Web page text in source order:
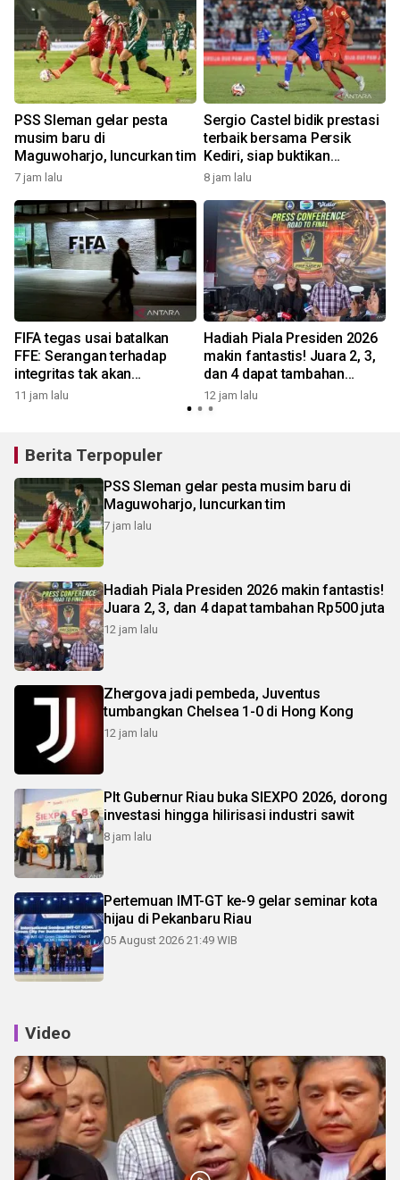
PSS Sleman gelar pesta
musim baru di
Maguwoharjo, luncurkan tim
7 jam lalu
Sergio Castel bidik prestasi
terbaik bersama Persik
Kediri, siap buktikan
ketajaman di musim baru
8 jam lalu
FIFA tegas usai batalkan
FFE: Serangan terhadap
integritas tak akan
ditoleransi
11 jam lalu
Hadiah Piala Presiden 2026
makin fantastis! Juara 2, 3,
dan 4 dapat tambahan
Rp500 juta
12 jam lalu
Berita Terpopuler
PSS Sleman gelar pesta musim baru di
Maguwoharjo, luncurkan tim
7 jam lalu
Hadiah Piala Presiden 2026 makin fantastis!
Juara 2, 3, dan 4 dapat tambahan Rp500 juta
12 jam lalu
Zhergova jadi pembeda, Juventus
tumbangkan Chelsea 1-0 di Hong Kong
12 jam lalu
Plt Gubernur Riau buka SIEXPO 2026, dorong
investasi hingga hilirisasi industri sawit
8 jam lalu
Pertemuan IMT-GT ke-9 gelar seminar kota
hijau di Pekanbaru Riau
05 August 2026 21:49 WIB
Video